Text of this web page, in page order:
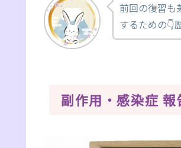
前回の復習も
するための👇
副作用・感染症 報